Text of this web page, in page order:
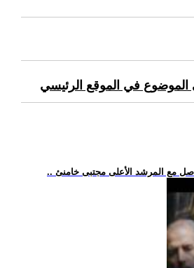
الموضوع في الموقع الرئيسي
مع المرشد الأعلى مجتبى خامنئ